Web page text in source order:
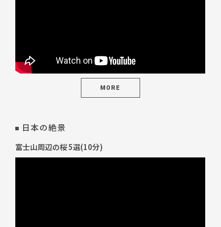
MORE
日本の絶景
富士山周辺の桜 5選(10分)